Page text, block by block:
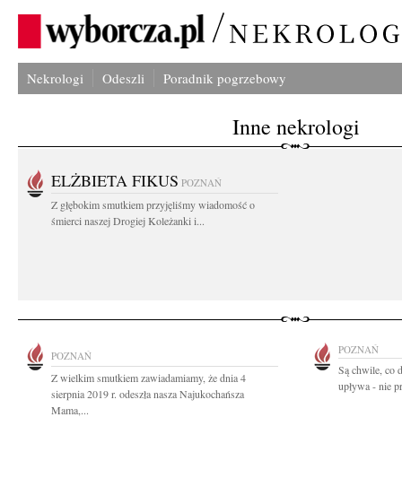
Nekrologi Odeszli Poradnik pogrzebowy
Inne nekrologi
ELŻBIETA FIKUS POZNAŃ
Z głębokim smutkiem przyjęliśmy wiadomość o
śmierci naszej Drogiej Koleżanki i...
POZNAŃ
Z wielkim smutkiem zawiadamiamy, że dnia 4
sierpnia 2019 r. odeszła nasza Najukochańsza
Mama,...
POZNAŃ
Są chwile, co
upływa - nie